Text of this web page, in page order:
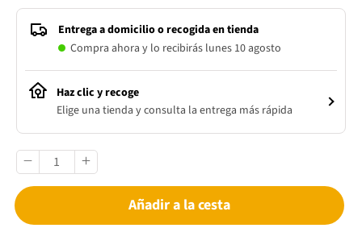
Entrega a domicilio o recogida en tienda
Compra ahora y lo recibirás lunes 10 agosto
Haz clic y recoge
Elige una tienda y consulta la entrega más rápida
Añadir a la cesta